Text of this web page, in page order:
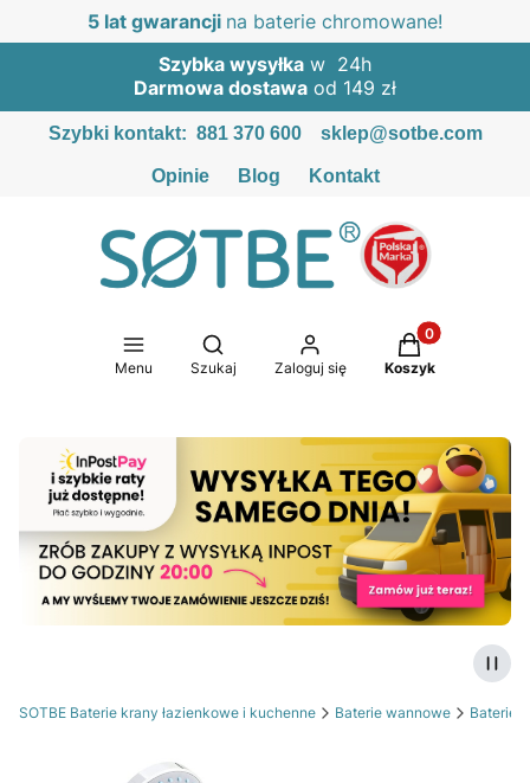
5 lat gwarancji na baterie chromowane!
Szybka wysyłka w 24h
Darmowa dostawa od 149 zł
Szybki kontakt: 881 370 600 sklep@sotbe.com
Opinie Blog Kontakt
Menu
Otwórz wyszukiwarkę
Szukaj Zaloguj się
Produkty w
Koszyk
SOTBE Baterie krany łazienkowe i kuchenne Baterie wannowe